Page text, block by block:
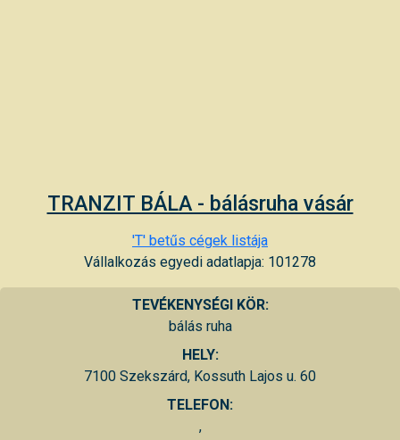
TRANZIT BÁLA - bálásruha vásár
'T' betűs cégek listája
Vállalkozás egyedi adatlapja: 101278
TEVÉKENYSÉGI KÖR:
bálás ruha
HELY:
7100 Szekszárd, Kossuth Lajos u. 60
TELEFON:
,